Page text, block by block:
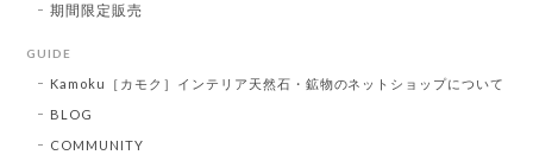
期間限定販売
GUIDE
Kamoku［カモク］インテリア天然石・鉱物のネットショップについて
BLOG
COMMUNITY